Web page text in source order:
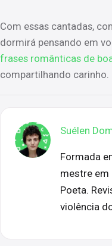
Com essas cantadas,
dormirá pensando em
frases românticas de
compartilhando carinho.
Suélen
Formada
mestre em
Poeta.
violência